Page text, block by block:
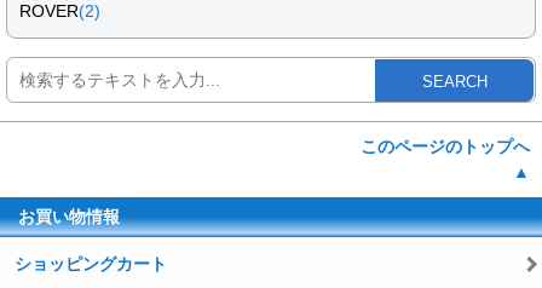
ROVER(2)
SEARCH
このページのトップへ
▲
お買い物情報
ショッピングカート